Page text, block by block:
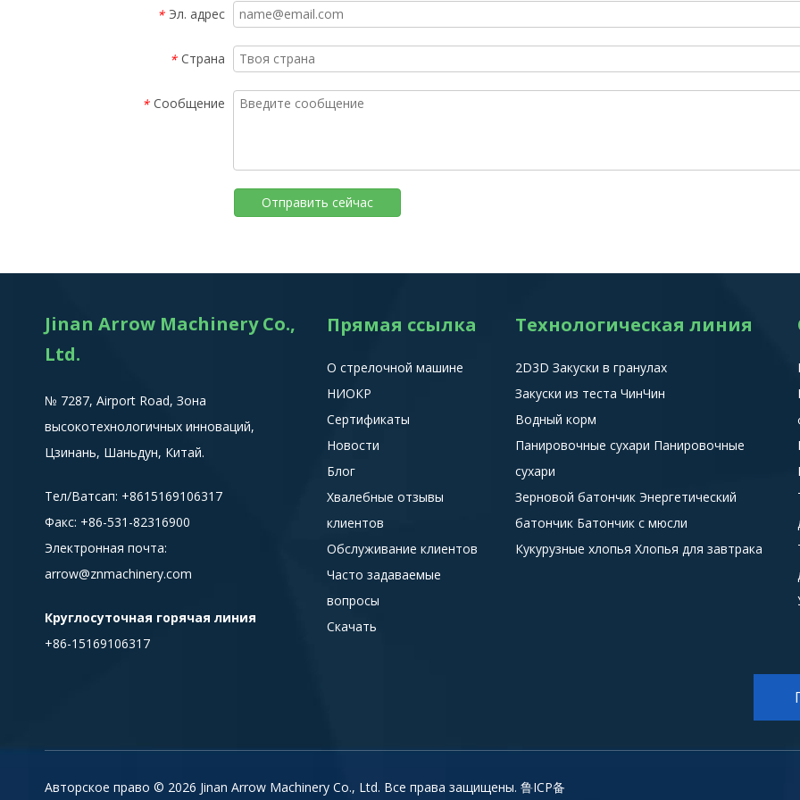
* Эл. адрес
* Страна
* Сообщение
Отправить сейчас
Jinan Arrow Machinery Co.,
Ltd.
№ 7287, Airport Road, Зона
высокотехнологичных инноваций,
Цзинань, Шаньдун, Китай.
Тел/Ватсап: +8615169106317
Факс: +86-531-82316900
Электронная почта:
arrow@znmachinery.com
Круглосуточная горячая линия
+86-15169106317
Прямая ссылка
О стрелочной машине
НИОКР
Сертификаты
Новости
Блог
Хвалебные отзывы
клиентов
Обслуживание клиентов
Часто задаваемые
вопросы
Скачать
Технологическая линия
2D3D Закуски в гранулах
Закуски из теста ЧинЧин
Водный корм
Панировочные сухари Панировочные
сухари
Зерновой батончик Энергетический
батончик Батончик с мюсли
Кукурузные хлопья Хлопья для завтрака
Авторское право © 2026 Jinan Arrow Machinery Co., Ltd. Все права защищены. 鲁ICP备